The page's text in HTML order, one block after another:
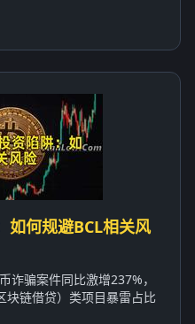
如何规避BCL相关风
诈骗案件同比激增237%，
链借贷）类项目暴雷占比